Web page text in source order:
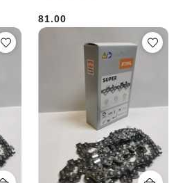
Cena:
81.00